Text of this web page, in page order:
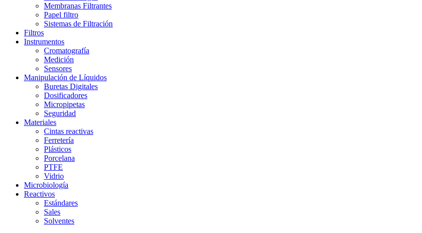
Membranas Filtrantes
Papel filtro
Sistemas de Filtración
Filtros
Instrumentos
Cromatografía
Medición
Sensores
Manipulación de Líquidos
Buretas Digitales
Dosificadores
Micropipetas
Seguridad
Materiales
Cintas reactivas
Ferretería
Plásticos
Porcelana
PTFE
Vidrio
Microbiología
Reactivos
Estándares
Sales
Solventes